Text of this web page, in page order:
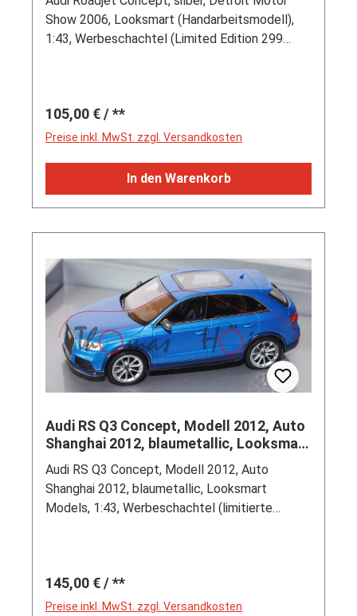
Show 2006, Looksmart (Handarbeitsmodell),
1:43, Werbeschachtel (Limited Edition 299
Regulärer Preis:
105,00 €/ **
Preise inkl. MwSt. zzgl. Versandkosten
In den Warenkorb
Audi RS Q3 Concept, Modell 2012, Auto
Shanghai 2012, blaumetallic, Looksmart
Models, 1:43, Werbescha
Audi RS Q3 Concept, Modell 2012, Auto
Shanghai 2012, blaumetallic, Looksmart
Models, 1:43, Werbeschachtel (limitierte
Regulärer Preis:
145,00 €/ **
Preise inkl. MwSt. zzgl. Versandkosten